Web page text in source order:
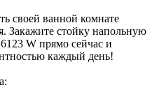
своей ванной комнате
Закажите стойку напольную
W прямо сейчас и
каждый день!